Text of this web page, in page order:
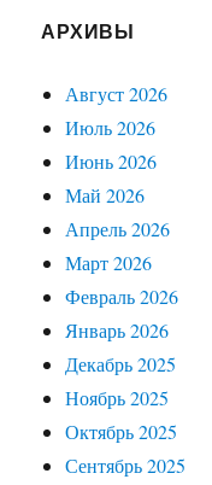
АРХИВЫ
Август 2026
Июль 2026
Июнь 2026
Май 2026
Апрель 2026
Март 2026
Февраль 2026
Январь 2026
Декабрь 2025
Ноябрь 2025
Октябрь 2025
Сентябрь 2025